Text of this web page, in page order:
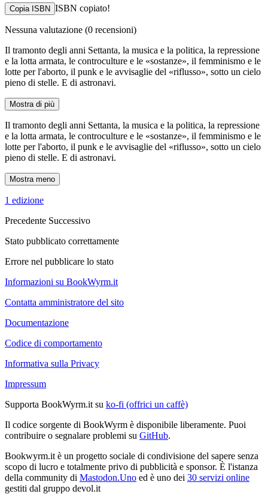
Copia ISBN ISBN copiato!
Nessuna valutazione (0 recensioni)
Il tramonto degli anni Settanta, la musica e la politica, la repressione
e la lotta armata, le controculture e le «sostanze», il femminismo e le
lotte per l'aborto, il punk e le avvisaglie del «riflusso», sotto un cielo
pieno di stelle. E di astronavi.
Mostra di più
Il tramonto degli anni Settanta, la musica e la politica, la repressione
e la lotta armata, le controculture e le «sostanze», il femminismo e le
lotte per l'aborto, il punk e le avvisaglie del «riflusso», sotto un cielo
pieno di stelle. E di astronavi.
Mostra meno
1 edizione
Precedente Successivo
Stato pubblicato correttamente
Errore nel pubblicare lo stato
Informazioni su BookWyrm.it
Contatta amministratore del sito
Documentazione
Codice di comportamento
Informativa sulla Privacy
Impressum
Supporta BookWyrm.it su ko-fi (offrici un caffè)
Il codice sorgente di BookWyrm è disponibile liberamente. Puoi
contribuire o segnalare problemi su GitHub.
Bookwyrm.it è un progetto sociale di condivisione del sapere senza
scopo di lucro e totalmente privo di pubblicità e sponsor. È l'istanza
della community di Mastodon.Uno ed è uno dei 30 servizi online
gestiti dal gruppo devol.it